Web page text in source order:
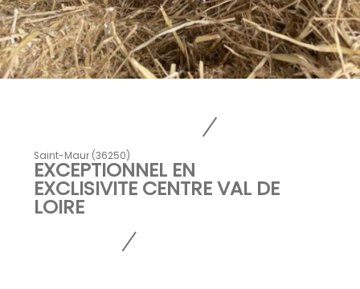
Saint-Maur (36250)
EXCEPTIONNEL EN
EXCLISIVITE CENTRE VAL DE
LOIRE